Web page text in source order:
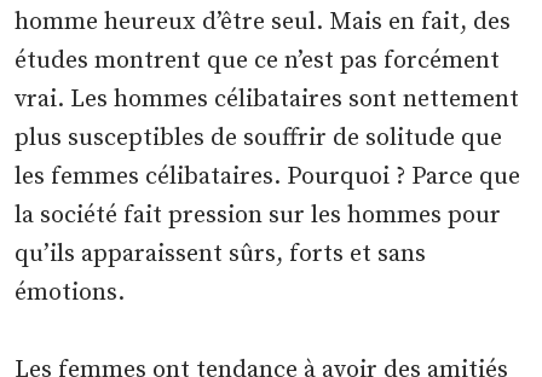
homme heureux d’être seul. Mais en fait, des
études montrent que ce n’est pas forcément
vrai. Les hommes célibataires sont nettement
plus susceptibles de souffrir de solitude que
les femmes célibataires. Pourquoi ? Parce que
la société fait pression sur les hommes pour
qu’ils apparaissent sûrs, forts et sans
émotions.
Les femmes ont tendance à avoir des amitiés